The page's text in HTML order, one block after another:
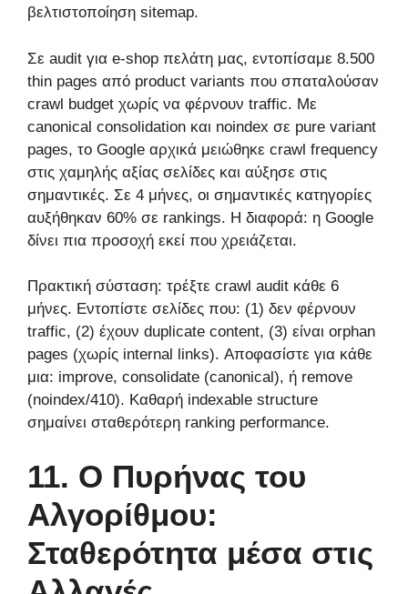
βελτιστοποίηση sitemap.
Σε audit για e-shop πελάτη μας, εντοπίσαμε 8.500
thin pages από product variants που σπαταλούσαν
crawl budget χωρίς να φέρνουν traffic. Με
canonical consolidation και noindex σε pure variant
pages, το Google αρχικά μειώθηκε crawl frequency
στις χαμηλής αξίας σελίδες και αύξησε στις
σημαντικές. Σε 4 μήνες, οι σημαντικές κατηγορίες
αυξήθηκαν 60% σε rankings. Η διαφορά: η Google
δίνει πια προσοχή εκεί που χρειάζεται.
Πρακτική σύσταση: τρέξτε crawl audit κάθε 6
μήνες. Εντοπίστε σελίδες που: (1) δεν φέρνουν
traffic, (2) έχουν duplicate content, (3) είναι orphan
pages (χωρίς internal links). Αποφασίστε για κάθε
μια: improve, consolidate (canonical), ή remove
(noindex/410). Καθαρή indexable structure
σημαίνει σταθερότερη ranking performance.
11. Ο Πυρήνας του
Αλγορίθμου:
Σταθερότητα μέσα στις